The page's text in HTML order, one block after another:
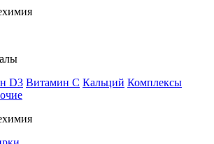
D3 Витамин С Кальций Комплексы